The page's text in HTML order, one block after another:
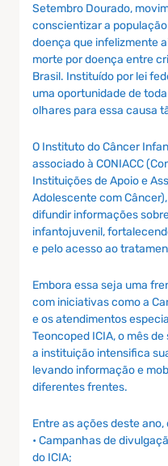
Setembro Dourado,
conscientizar a
doença que infelizmente
morte por doença entre
Brasil. Instituído por lei
uma oportunidade de
olhares para essa causa
O Instituto do Câncer
associado à CONIACC
Instituições de Apoio e
Adolescente com
difundir informações
infantojuvenil,
e pelo acesso ao
Embora essa seja uma
com iniciativas como a
e os atendimentos
Teoncoped ICIA, o mês
a instituição intensifica
levando informação e
diferentes frentes.
Entre as ações deste
• Campanhas de
do ICIA;